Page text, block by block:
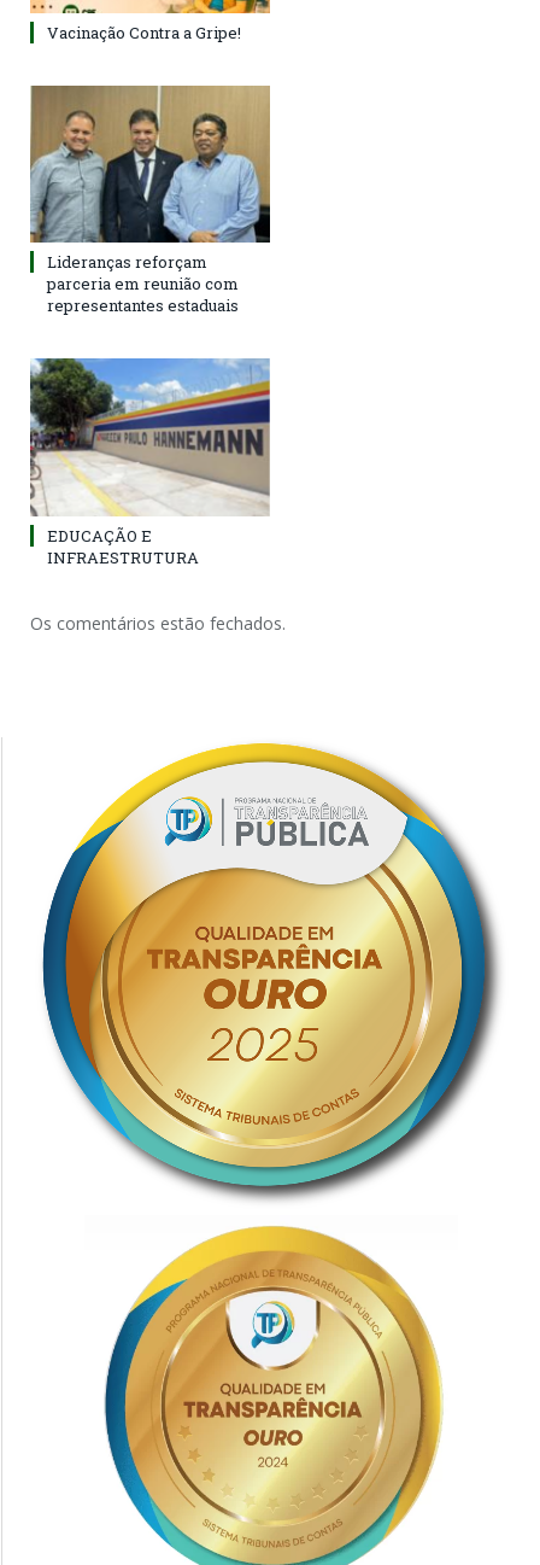
Vacinação Contra a Gripe!
Lideranças reforçam
parceria em reunião com
representantes estaduais
EDUCAÇÃO E
INFRAESTRUTURA
Os comentários estão fechados.